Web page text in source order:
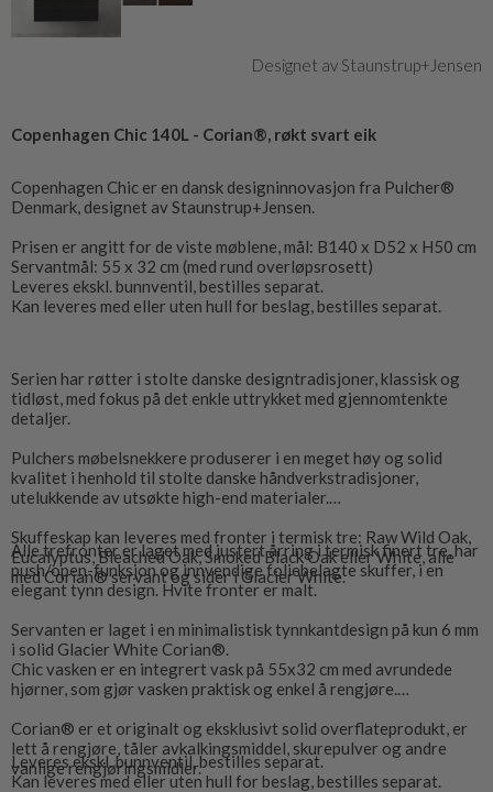
Designet av Staunstrup+Jensen
Copenhagen Chic 140L - Corian®, røkt svart eik
Copenhagen Chic er en dansk designinnovasjon fra Pulcher®
Denmark, designet av Staunstrup+Jensen.
Prisen er angitt for de viste møblene, mål: B140 x D52 x H50 cm
Servantmål: 55 x 32 cm (med rund overløpsrosett)
Leveres ekskl. bunnventil, bestilles separat.
Kan leveres med eller uten hull for beslag, bestilles separat.
Serien har røtter i stolte danske designtradisjoner, klassisk og
tidløst, med fokus på det enkle uttrykket med gjennomtenkte
detaljer.
Pulchers møbelsnekkere produserer i en meget høy og solid
kvalitet i henhold til stolte danske håndverkstradisjoner,
utelukkende av utsøkte high-end materialer.
Skuffeskap kan leveres med fronter i termisk tre: Raw Wild Oak,
Eucalyptus, Bleached Oak, Smoked Black Oak eller White, alle
med Corian® servant og sider i Glacier White.
Alle trefronter er laget med justert årring i termisk finert tre, har
push/open-funksjon og innvendige foliebelagte skuffer, i en
elegant tynn design. Hvite fronter er malt.
Servanten er laget i en minimalistisk tynnkantdesign på kun 6 mm
i solid Glacier White Corian®.
Chic vasken er en integrert vask på 55x32 cm med avrundede
hjørner, som gjør vasken praktisk og enkel å rengjøre.
Corian® er et originalt og eksklusivt solid overflateprodukt, er
lett å rengjøre, tåler avkalkingsmiddel, skurepulver og andre
vanlige rengjøringsmidler.
Leveres ekskl. bunnventil, bestilles separat.
Kan leveres med eller uten hull for beslag, bestilles separat.